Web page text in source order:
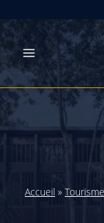
Skip
to
content
Accueil » Tourisme